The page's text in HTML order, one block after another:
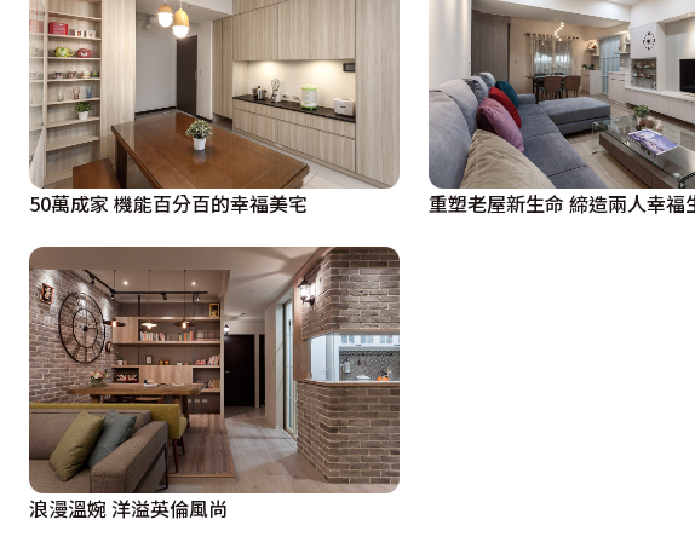
50萬成家 機能百分百的幸福美宅 重塑老屋新生命 締造兩人幸福
浪漫溫婉 洋溢英倫風尚